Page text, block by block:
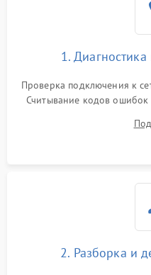
1.
Проверка подключения к
Считывание кодов ошибок
выявления посторонних
электронного
2. Разборка и